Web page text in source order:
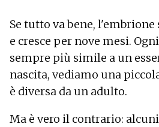
Se tutto va bene,
e cresce per nove mesi.
sempre più simile a un
nascita, vediamo una
è diversa da un adulto.
Ma è vero il contrario: